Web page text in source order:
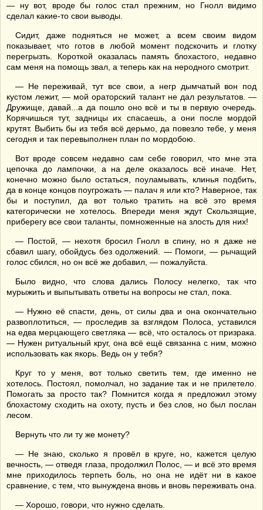
— ну вот, вроде бы голос стал прежним, но Гнолл видимо
сделал какие-то свои выводы.
Сидит, даже подняться не может, а всем своим видом
показывает, что готов в любой момент подскочить и глотку
перегрызть. Короткой оказалась память блохастого, недавно
сам меня на помощь звал, а теперь как на неродного смотрит.
— Не переживай, тут все свои, а негр дымчатый вон под
кустом лежит, — мой ораторский талант не дал результатов. —
Дружище, давай...а да пошло оно всё и ты в первую очередь.
Корячишься тут, задницы их спасаешь, а они после мордой
крутят. Выбить бы из тебя всё дерьмо, да повезло тебе, у меня
сегодня и так перевыполнен план по мордобою.
Вот вроде совсем недавно сам себе говорил, что мне эта
цепочка до лампочки, а на деле оказалось всё иначе. Нет,
конечно можно было остаться, поуламывать, клинья подбить,
да в конце концов поугрожать — палач я или кто? Наверное, так
бы и поступил, да вот только тратить на всё это время
категорически не хотелось. Впереди меня ждут Скользящие,
приберегу все свои таланты, помноженные на злость для них!
— Постой, — нехотя бросил Гнолл в спину, но я даже не
сбавил шагу, обойдусь без одолжений. — Помоги, — рычащий
голос сбился, но он всё же добавил, — пожалуйста.
Было видно, что слова дались Полосу нелегко, так что
мурыжить и выпытывать ответы на вопросы не стал, пока.
— Нужно её спасти, день, от силы два и она окончательно
развоплотиться, — проследив за взглядом Полоса, уставился
на едва мерцающего светляка — всё, что осталось от призрака.
— Нужен ритуальный круг, она всё ещё связанна с ним, можно
использовать как якорь. Ведь он у тебя?
Круг то у меня, вот только светить тем, где именно не
хотелось. Постоял, помолчал, но задание так и не прилетело.
Помогать за просто так? Помнится когда я предложил этому
блохастому сходить на охоту, пусть и без слов, но был послан
лесом.
Вернуть что ли ту же монету?
— Не знаю, сколько я провёл в круге, но, кажется целую
вечность, — отведя глаза, продолжил Полос, — и всё это время
мне приходилось терпеть боль, но она не идёт ни в какое
сравнение, с тем, что вынуждена вновь и вновь переживать она.
— Хорошо, говори, что нужно сделать.